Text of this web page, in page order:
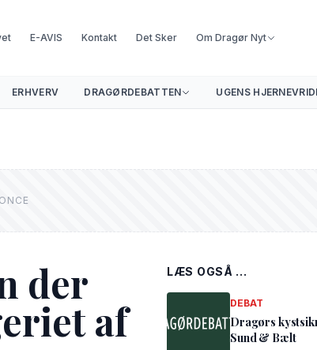
E-AVIS Kontakt Det Sker Om Dragør Nyt
ERHVERV DRAGØRDEBATTEN UGENS
der
af
LÆS OGSÅ ...
DEBAT
Dragørs
Sund & Bælt